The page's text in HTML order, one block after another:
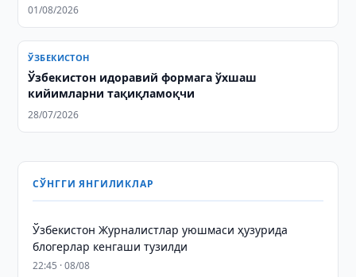
01/08/2026
ЎЗБЕКИСТОН
Ўзбекистон идоравий формага ўхшаш
кийимларни тақиқламоқчи
28/07/2026
СЎНГГИ ЯНГИЛИКЛАР
Ўзбекистон Журналистлар уюшмаси ҳузурида
блогерлар кенгаши тузилди
22:45 · 08/08